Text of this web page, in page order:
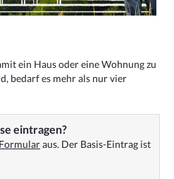
ein Haus oder eine Wohnung zu
bedarf es mehr als nur vier
eintragen?
aus. Der Basis-Eintrag ist